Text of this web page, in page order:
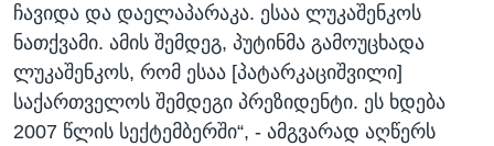
ჩავიდა და დაელაპარაკა. ესაა ლუკაშენკოს
ნათქვამი. ამის შემდეგ, პუტინმა გამოუცხადა
ლუკაშენკოს, რომ ესაა [პატარკაციშვილი]
საქართველოს შემდეგი პრეზიდენტი. ეს ხდება
2007 წლის სექტემბერში“, - ამგვარად აღწერს